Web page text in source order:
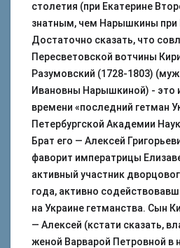
столетия (при Екатерине
знатным, чем Нарышкины при
Достаточно сказать, что
Пересветовской вотчины
Разумовский (1728-1803)
Ивановны Нарышкиной) - это
времени «последний гетман
Петербургской Академии
Брат его — Алексей
фаворит императрицы
активный участник
года, активно
на Украине гетманства. Сын
— Алексей (кстати сказать,
женой Варварой Петровной в